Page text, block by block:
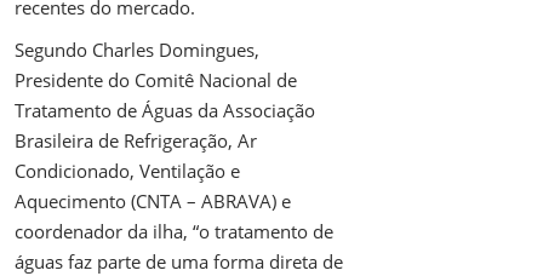
recentes do mercado.
Segundo Charles Domingues,
Presidente do Comitê Nacional de
Tratamento de Águas da Associação
Brasileira de Refrigeração, Ar
Condicionado, Ventilação e
Aquecimento (CNTA – ABRAVA) e
coordenador da ilha, “o tratamento de
águas faz parte de uma forma direta de